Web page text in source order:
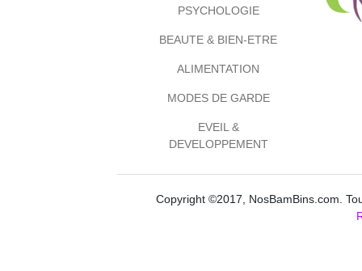
PSYCHOLOGIE
BEAUTE & BIEN-ETRE
ALIMENTATION
MODES DE GARDE
EVEIL &
DEVELOPPEMENT
Copyright ©2017, NosBamBins.com.